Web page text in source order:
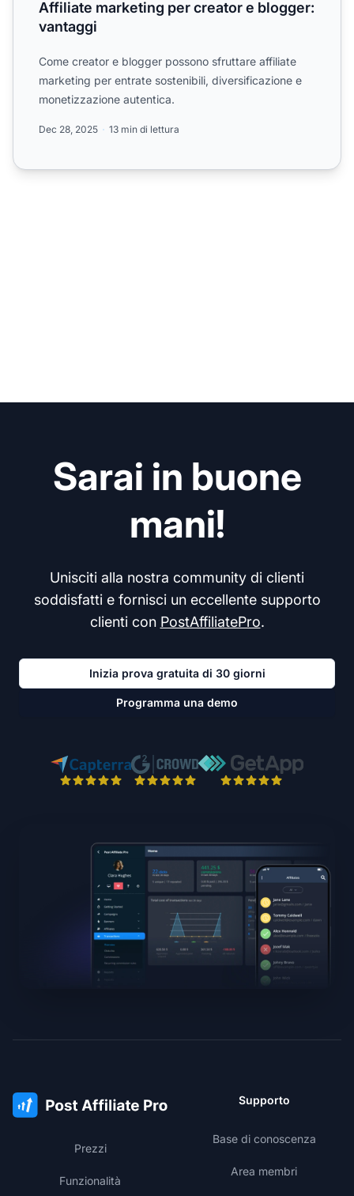
Affiliate marketing per creator e blogger:
vantaggi
Come creator e blogger possono sfruttare affiliate
marketing per entrate sostenibili, diversificazione e
monetizzazione autentica.
Dec 28, 2025 13 min di lettura
Sarai in buone
mani!
Unisciti alla nostra community di clienti
soddisfatti e fornisci un eccellente supporto
clienti con PostAffiliatePro.
Inizia prova gratuita di 30 giorni
Programma una demo
Prezzi
Funzionalità
Supporto
Base di conoscenza
Area membri